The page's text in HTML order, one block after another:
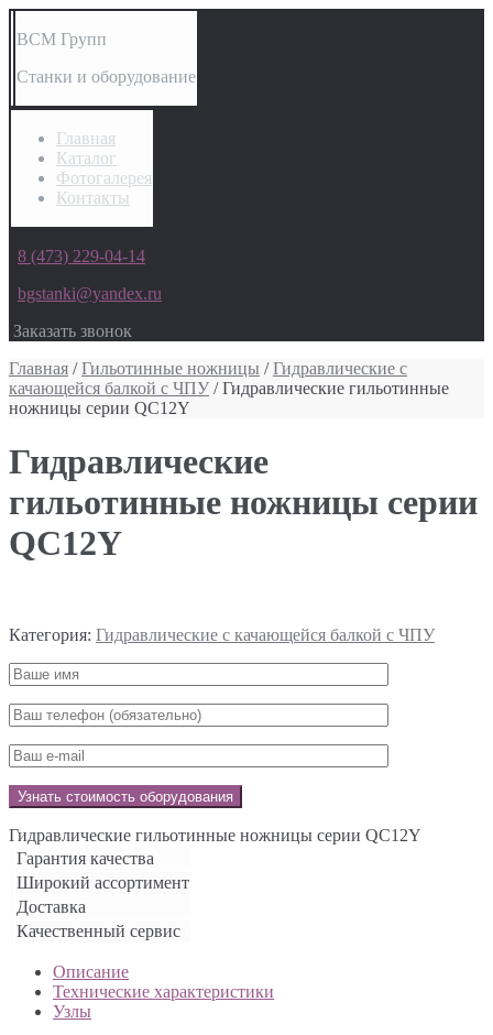
ВСМ Групп
Станки и оборудование
Главная
Каталог
Фотогалерея
Контакты
8 (473) 229-04-14
bgstanki@yandex.ru
Заказать звонок
Главная /Гильотинные ножницы /Гидравлические с
качающейся балкой с ЧПУ / Гидравлические гильотинные
ножницы серии QC12Y
Гидравлические
гильотинные ножницы серии
QC12Y
Категория: Гидравлические с качающейся балкой с ЧПУ
Гидравлические гильотинные ножницы серии QC12Y
Гарантия качества
Широкий ассортимент
Доставка
Качественный сервис
Описание
Технические характеристики
Узлы